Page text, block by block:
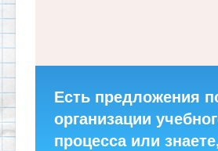
Есть предложения
организации
процесса или